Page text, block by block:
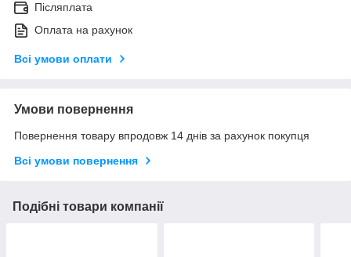
Післяплата
Оплата на рахунок
Всі умови оплати
Умови повернення
Повернення товару впродовж 14 днів за рахунок покупця
Всі умови повернення
Подібні товари компанії